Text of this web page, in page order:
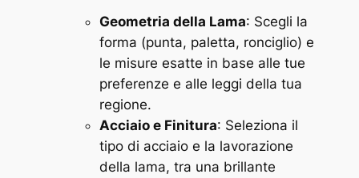
Geometria della Lama: Scegli la
forma (punta, paletta, ronciglio) e
le misure esatte in base alle tue
preferenze e alle leggi della tua
regione.
Acciaio e Finitura: Seleziona il
tipo di acciaio e la lavorazione
della lama, tra una brillante